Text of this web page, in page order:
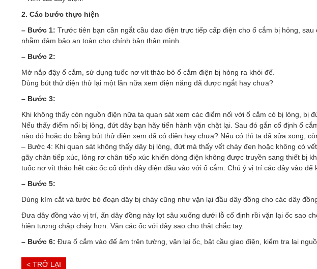
2. Các bước thực hiện
– Bước 1: Trước tiên bạn cần ngắt cầu dao điện trực tiếp cấp điện cho ổ cắm bị hỏng,
nhằm đảm bảo an toàn cho chính bản thân mình.
– Bước 2:
Mở nắp đậy ổ cắm, sử dụng tuốc nơ vít tháo bỏ ổ cắm điện bị hỏng ra khỏi đế.
Dùng bút thử điện thử lại một lần nữa xem điện năng đã được ngắt hay chưa?
– Bước 3:
Khi không thấy còn nguồn điện nữa ta quan sát xem các điểm nối với ổ cắm có bị lỏng, bị
Nếu thấy điểm nối bị lỏng, đứt dây bạn hãy tiến hành vặn chặt lại. Sau đó gắn cố định ổ
nào đó hoặc đo bằng bút thử điện xem đã có điện hay chưa? Nếu có thì ta đã sửa xong,
– Bước 4: Khi quan sát không thấy dây bị lỏng, đứt mà thấy vết cháy đen hoặc không có
gãy chân tiếp xúc, lỏng rơ chân tiếp xúc khiến dòng điện không được truyền sang thiết bị
tuốc nơ vít tháo hết các ốc cố định dây điện đầu vào với ổ cắm. Chú ý vị trí các dây vào để
– Bước 5:
Dùng kìm cắt và tước bỏ đoạn dây bị cháy cũng như vặn lại đầu dây đồng cho các dây
Đưa dây đồng vào vị trí, ấn dây đồng này lọt sâu xuống dưới lỗ cố định rồi vặn lại ốc sao
hiện tượng chập cháy hơn. Vặn các ốc với dây sao cho thật chắc tay.
– Bước 6: Đưa ổ cắm vào đế âm trên tường, vặn lại ốc, bật cầu giao điện, kiểm tra lại
< TRỞ LẠI